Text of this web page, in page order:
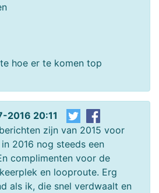
hoe er te komen top
20:11
zijn van 2015 voor
2016 nog steeds een
complimenten voor de
en looproute. Erg
als ik, die snel verdwaalt en